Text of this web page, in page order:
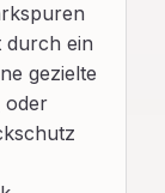
durch ein
gezielte
oder